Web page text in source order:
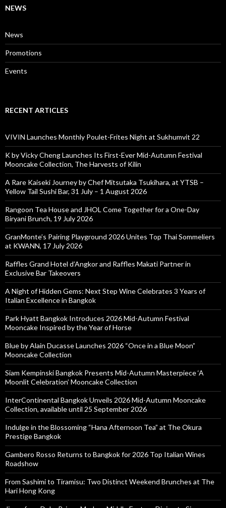
NEWS
News
Promotions
Events
RECENT ARTICLES
VIVIN Launches Monthly Poulet-Frites Night at Sukhumvit 22
K by Vicky Cheng Launches Its First-Ever Mid-Autumn Festival
Mooncake Collection, The Harvests of Kilin
A Rare Kaiseki Journey by Chef Mitsutaka Tsukihara, at YTSB –
Yellow Tail Sushi Bar, 31 July – 1 August 2026
Rangoon Tea House and JHOL Come Together for a One-Day
Biryani Brunch, 19 July 2026
GranMonte’s Pairing Playground 2026 Unites Top Thai Sommeliers
at KWANN, 17 July 2026
Raffles Grand Hotel d’Angkor and Raffles Makati Partner in
Exclusive Bar Takeovers
A Night of Hidden Gems: Next Step Wine Celebrates 3 Years of
Italian Excellence in Bangkok
Park Hyatt Bangkok Introduces 2026 Mid-Autumn Festival
Mooncake Inspired by the Year of Horse
Blue by Alain Ducasse Launches 2026 “Once in a Blue Moon”
Mooncake Collection
Siam Kempinski Bangkok Presents Mid-Autumn Masterpiece ‘A
Moonlit Celebration’ Mooncake Collection
InterContinental Bangkok Unveils 2026 Mid-Autumn Mooncake
Collection, available until 25 September 2026
Indulge in the Blossoming “Hana Afternoon Tea” at The Okura
Prestige Bangkok
Gambero Rosso Returns to Bangkok for 2026 Top Italian Wines
Roadshow
From Sashimi to Tiramisu: Two Distinct Weekend Brunches at The
Hari Hong Kong